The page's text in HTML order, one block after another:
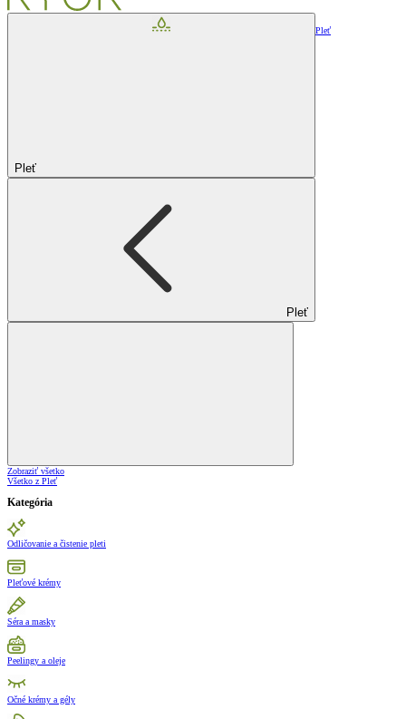
Pleť
Pleť
Pleť
Zobraziť všetko
Všetko z Pleť
Kategória
Odličovanie a čistenie pleti
Pleťové krémy
Séra a masky
Peelingy a oleje
Očné krémy a gély